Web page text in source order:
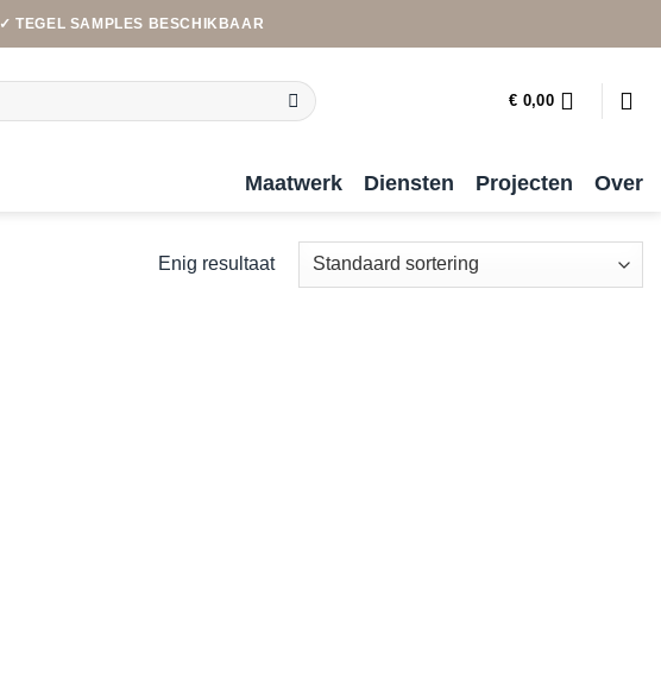
✓ TEGEL SAMPLES BESCHIKBAAR
€ 0,00
Maatwerk Diensten Projecten Over
Enig resultaat